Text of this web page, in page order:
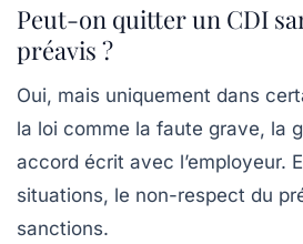
Peut-on quitter un CDI
préavis ?
Oui, mais uniquement dans
la loi comme la faute grave, la
accord écrit avec l’employeur.
situations, le non-respect du
sanctions.